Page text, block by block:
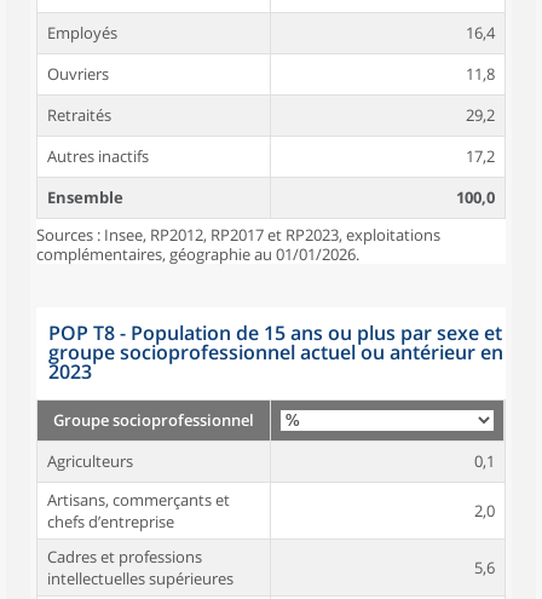
Employés
16,4
Ouvriers
11,8
Retraités
29,2
Autres inactifs
17,2
Ensemble
100,0
Sources : Insee, RP2012, RP2017 et RP2023, exploitations
complémentaires, géographie au 01/01/2026.
POP T8 - Population de 15 ans ou plus par sexe et
groupe socioprofessionnel actuel ou antérieur en
2023
Groupe socioprofessionnel
Agriculteurs
0,1
Artisans, commerçants et
chefs d’entreprise
2,0
Cadres et professions
intellectuelles supérieures
5,6